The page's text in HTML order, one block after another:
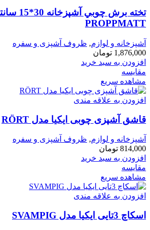
تخته برش چوبي
PROPPMATT
آشپزخانه و لوازم, ظروف آشپزی و سفره
1,876,000 تومان
افزودن به سبد خرید
مقایسه
مشاهده سریع
افزودن به علاقه مندی
قاشق آشپزی چوبی ايكيا مدل RÖRT
آشپزخانه و لوازم, ظروف آشپزی و سفره
814,000 تومان
افزودن به سبد خرید
مقایسه
مشاهده سریع
افزودن به علاقه مندی
اسكاچ 3تايی ايكيا مدل SVAMPIG